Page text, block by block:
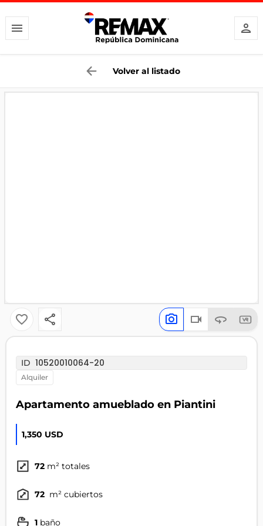
Volver al listado
ID 10520010064-20
alquiler
Apartamento amueblado en Piantini
1,350 USD
72 m² totales
72 m² cubiertos
1 baño